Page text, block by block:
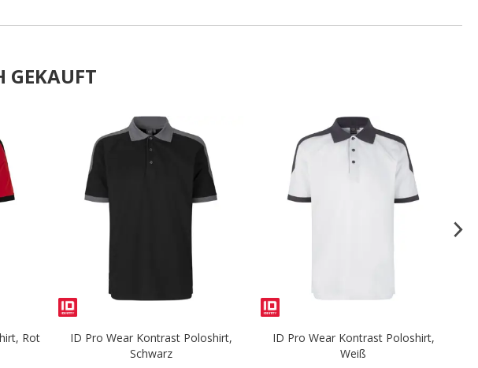
GEKAUFT
Rot
ID Pro Wear Kontrast Poloshirt,
Schwarz
ID Pro Wear Kontrast Poloshirt,
Weiß